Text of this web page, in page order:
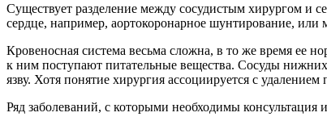
Существует разделение между сосудистым хирургом и
сердце, например, аортокоронарное шунтирование, или
Кровеносная система весьма сложна, в то же время ее
к ним поступают питательные вещества. Сосуды
язву. Хотя понятие хирургия ассоциируется с
Ряд заболеваний, с которыми необходимы консультация